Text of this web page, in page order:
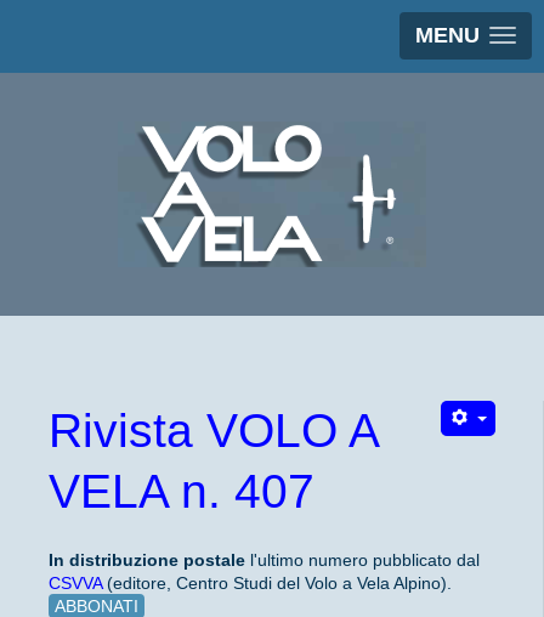
MENU
Rivista VOLO A
VELA n. 407
In distribuzione postale l'ultimo numero pubblicato dal
CSVVA(editore, Centro Studi del Volo a Vela Alpino).
ABBONATI